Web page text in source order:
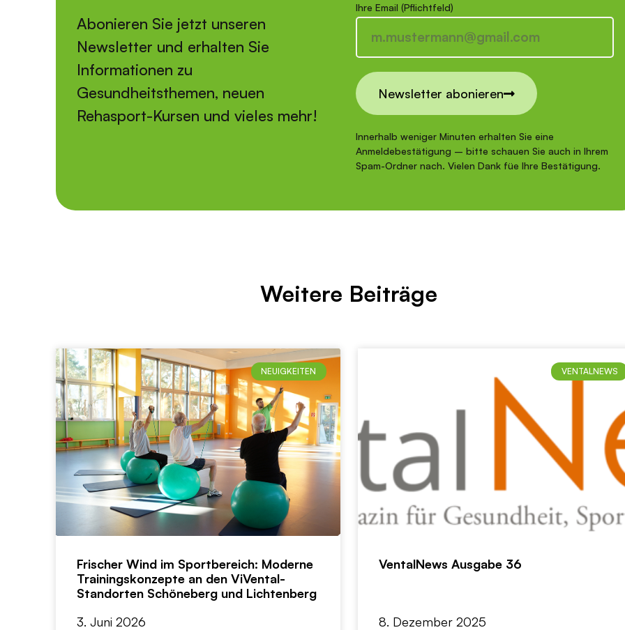
Abonieren Sie jetzt unseren
Newsletter und erhalten Sie
Informationen zu
Gesundheitsthemen, neuen
Rehasport-Kursen und vieles mehr!
Ihre Email (Pflichtfeld)
Newsletter abonieren
Innerhalb weniger Minuten erhalten Sie eine
Anmeldebestätigung – bitte schauen Sie auch in Ihrem
Spam-Ordner nach. Vielen Dank füe Ihre Bestätigung.
Weitere Beiträge
NEUIGKEITEN
Frischer Wind im Sportbereich: Moderne
Trainingskonzepte an den ViVental-
Standorten Schöneberg und Lichtenberg
3. Juni 2026
VENTALNEWS
VentalNews Ausgabe 36
8. Dezember 2025